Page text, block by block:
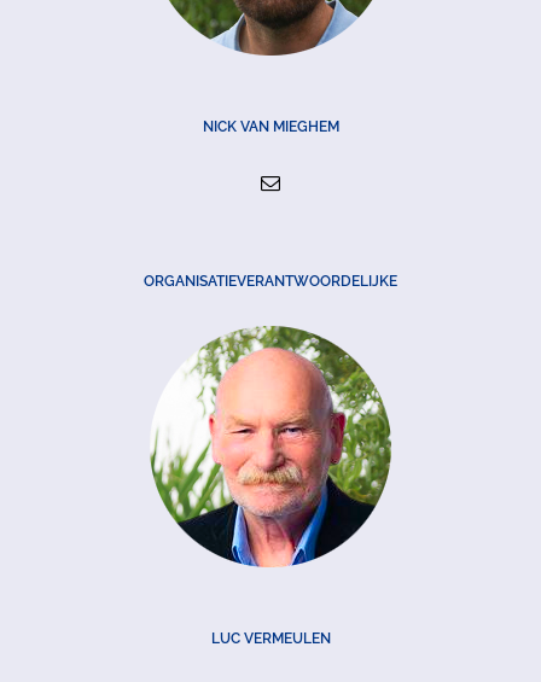
NICK VAN MIEGHEM
ORGANISATIEVERANTWOORDELIJKE
LUC VERMEULEN